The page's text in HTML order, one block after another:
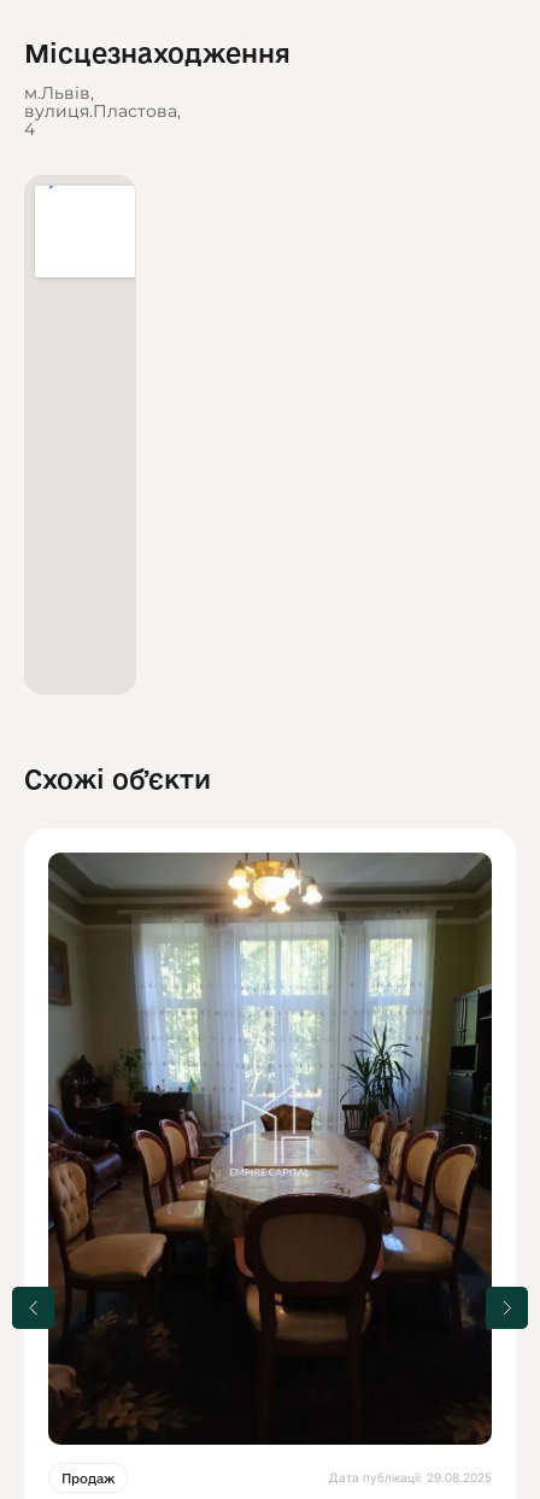
Місцезнаходження
м.Львів,
вулиця.Пластова,
4
Схожі обʼєкти
Продаж Дата публікації: 29.08.2025